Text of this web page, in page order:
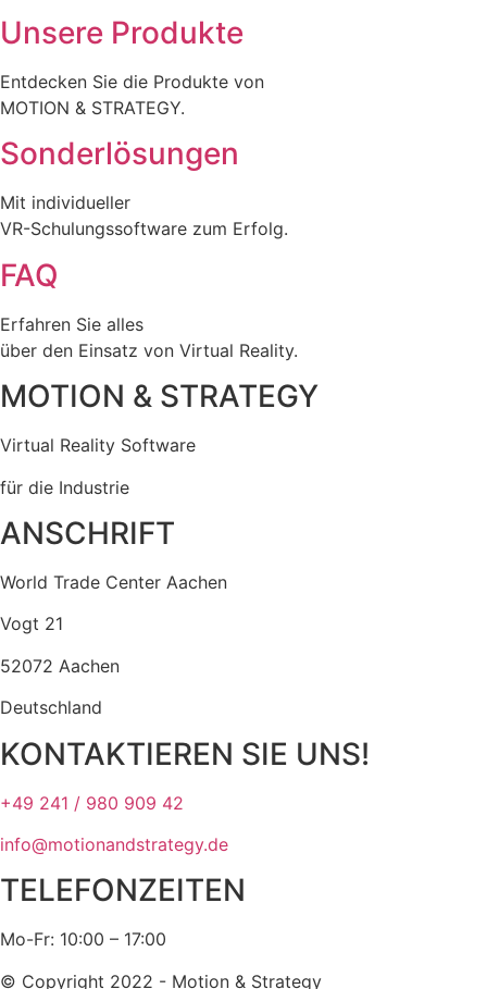
Unsere Produkte
Entdecken Sie die Produkte von
MOTION & STRATEGY.
Sonderlösungen
Mit individueller
VR-Schulungssoftware zum Erfolg.
FAQ
Erfahren Sie alles
über den Einsatz von Virtual Reality.
MOTION & STRATEGY
Virtual Reality Software
für die Industrie
ANSCHRIFT
World Trade Center Aachen
Vogt 21
52072 Aachen
Deutschland
KONTAKTIEREN SIE UNS!
+49 241 / 980 909 42
info@motionandstrategy.de
TELEFONZEITEN
Mo-Fr: 10:00 – 17:00
© Copyright 2022 - Motion & Strategy